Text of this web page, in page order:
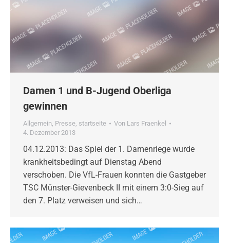
Damen 1 und B-Jugend Oberliga
gewinnen
Allgemein, Presse, startseite Von Lars Fraenkel
4. Dezember 2013
04.12.2013: Das Spiel der 1. Damenriege wurde
krankheitsbedingt auf Dienstag Abend
verschoben. Die VfL-Frauen konnten die Gastgeber
TSC Münster-Gievenbeck II mit einem 3:0-Sieg auf
den 7. Platz verweisen und sich…